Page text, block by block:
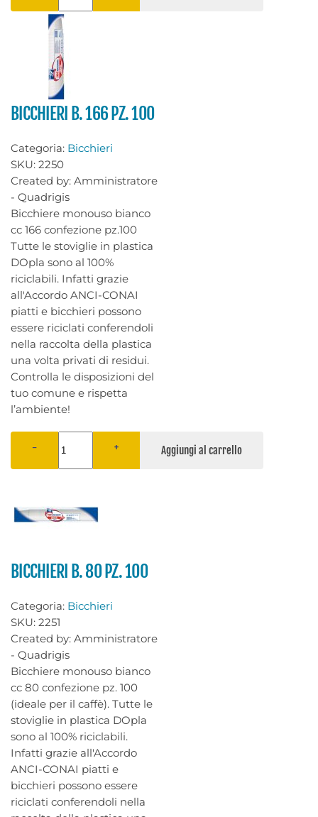
BICCHIERI B. 166 PZ. 100
Categoria: Bicchieri
SKU: 2250
Created by: Amministratore
- Quadrigis
Bicchiere monouso bianco
cc 166 confezione pz.100
Tutte le stoviglie in plastica
DOpla sono al 100%
riciclabili. Infatti grazie
all'Accordo ANCI-CONAI
piatti e bicchieri possono
essere riciclati conferendoli
nella raccolta della plastica
una volta privati di residui.
Controlla le disposizioni del
tuo comune e rispetta
l’ambiente!
− +
BICCHIERI B. 80 PZ. 100
Categoria: Bicchieri
SKU: 2251
Created by: Amministratore
- Quadrigis
Bicchiere monouso bianco
cc 80 confezione pz. 100
(ideale per il caffè). Tutte le
stoviglie in plastica DOpla
sono al 100% riciclabili.
Infatti grazie all'Accordo
ANCI-CONAI piatti e
bicchieri possono essere
riciclati conferendoli nella